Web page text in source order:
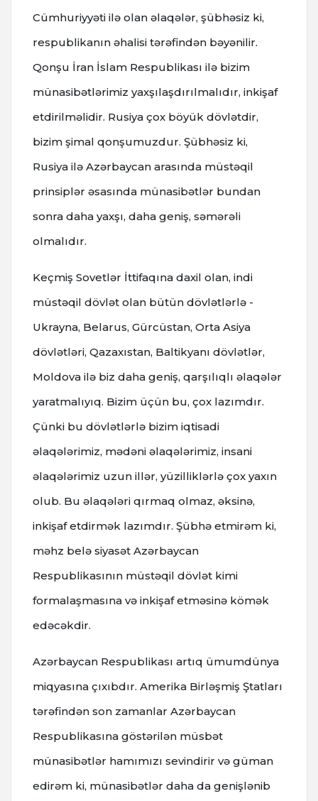
Cümhuriyyəti ilə olan əlaqələr, şübhəsiz ki,
respublikanın əhalisi tərəfindən bəyənilir.
Qonşu İran İslam Respublikası ilə bizim
münasibətlərimiz yaxşılaşdırılmalıdır, inkişaf
etdirilməlidir. Rusiya çox böyük dövlətdir,
bizim şimal qonşumuzdur. Şübhəsiz ki,
Rusiya ilə Azərbaycan arasında müstəqil
prinsiplər əsasında münasibətlər bundan
sonra daha yaxşı, daha geniş, səmərəli
olmalıdır.
Keçmiş Sovetlər İttifaqına daxil olan, indi
müstəqil dövlət olan bütün dövlətlərlə -
Ukrayna, Belarus, Gürcüstan, Orta Asiya
dövlətləri, Qazaxıstan, Baltikyanı dövlətlər,
Moldova ilə biz daha geniş, qarşılıqlı əlaqələr
yaratmalıyıq. Bizim üçün bu, çox lazımdır.
Çünki bu dövlətlərlə bizim iqtisadi
əlaqələrimiz, mədəni əlaqələrimiz, insani
əlaqələrimiz uzun illər, yüzilliklərlə çox yaxın
olub. Bu əlaqələri qırmaq olmaz, əksinə,
inkişaf etdirmək lazımdır. Şübhə etmirəm ki,
məhz belə siyasət Azərbaycan
Respublikasının müstəqil dövlət kimi
formalaşmasına və inkişaf etməsinə kömək
edəcəkdir.
Azərbaycan Respublikası artıq ümumdünya
miqyasına çıxıbdır. Amerika Birləşmiş Ştatları
tərəfindən son zamanlar Azərbaycan
Respublikasına göstərilən müsbət
münasibətlər hamımızı sevindirir və güman
edirəm ki, münasibətlər daha da genişlənib